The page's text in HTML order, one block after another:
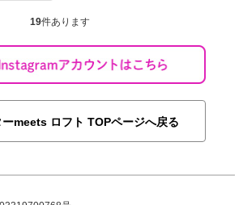
19件あります
ーmeets ロフト TOPページへ戻る